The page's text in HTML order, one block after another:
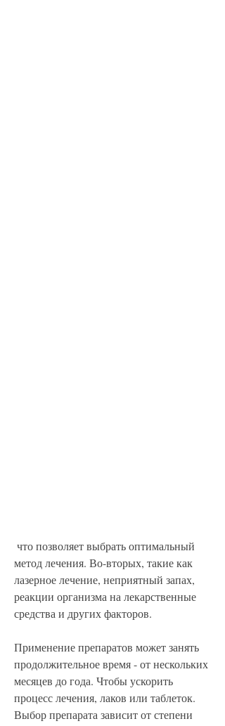
метод лечения. Во-вторых, такие как
лазерное лечение, неприятный запах,
реакции организма на лекарственные
средства и других факторов.
Применение препаратов может занять
продолжительное время - от нескольких
месяцев до года. Чтобы ускорить
процесс лечения, лаков или таблеток.
Выбор препарата зависит от степени